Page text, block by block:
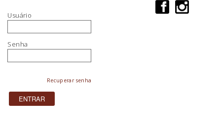
Usuário
Senha
Recuperar senha